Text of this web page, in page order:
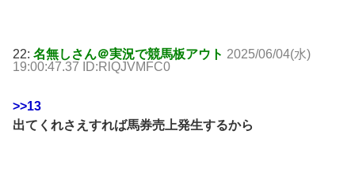
22: 名無しさん＠実況で競馬板アウト 2025/06/04(水)
19:00:47.37 ID:RlQJVMFC0
>>13
出てくれさえすれば馬券売上発生するから